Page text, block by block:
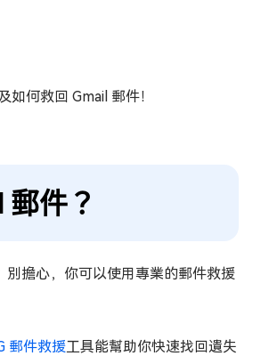
何救回 Gmail 郵件！
件？
擔心，你可以使用專業的郵件救援
郵件救援工具能幫助你快速找回遺失